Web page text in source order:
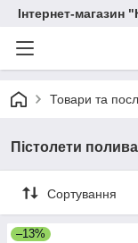
Інтернет-магазин
Товари та
Пістолети
Сортування
–13%